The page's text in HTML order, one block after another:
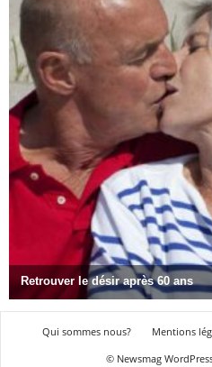
Qui sommes nous? Mentions
© Newsmag